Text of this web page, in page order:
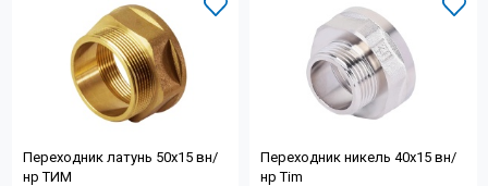
+7 (4822) 32-28-74
info@sanar-tver.ru
Переходник латунь 50х15 вн/
нр ТИМ
Переходник никель 40х15 вн/
нр Tim